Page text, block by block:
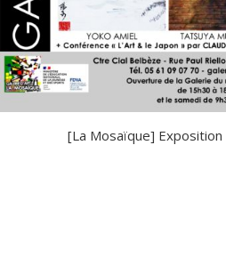
[La Mosaïque] Exposition